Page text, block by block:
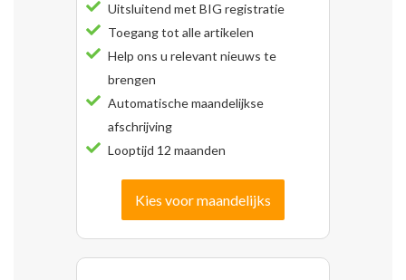
Uitsluitend met BIG registratie
Toegang tot alle artikelen
Help ons u relevant nieuws te
brengen
Automatische maandelijkse
afschrijving
Looptijd 12 maanden
Kies voor maandelijks